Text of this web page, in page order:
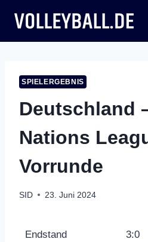
Inhalt
springen
SPIELERGEBNIS
Deutschland
Nations
Vorrunde
SID 23. Juni 2024
Endstand 3:0